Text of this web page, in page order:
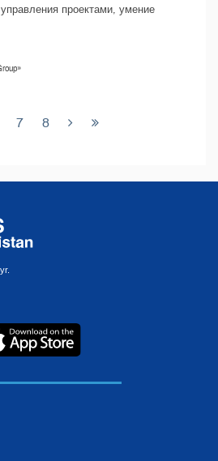
проектами, умение
7 8